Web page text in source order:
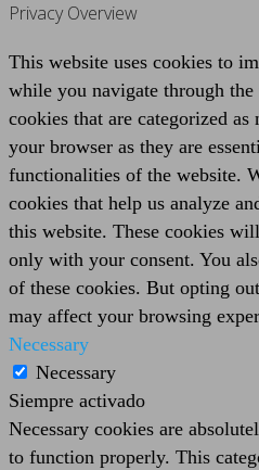
Privacy Overview
This website uses cookies to
while you navigate through
cookies that are categorized as
your browser as they are
functionalities of the website.
cookies that help us analyze
this website. These cookies
only with your consent. You
of these cookies. But opting
may affect your browsing
Necessary
Necessary
Siempre activado
Necessary cookies are
to function properly. This